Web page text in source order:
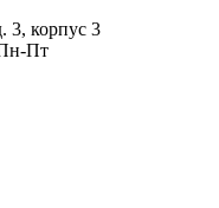
3, корпус 3
Пт